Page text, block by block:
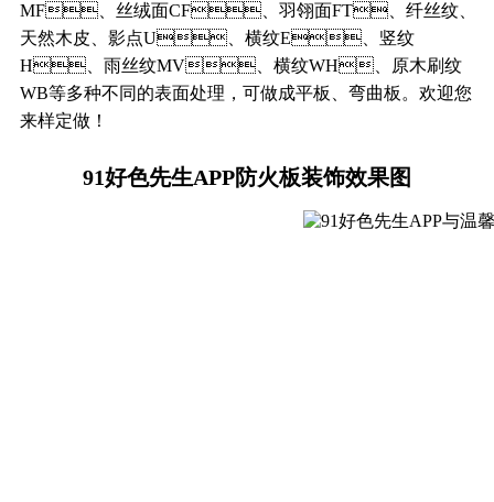
MF、丝绒面CF、羽翎面FT、纤丝纹、
天然木皮、影点U、横纹E、竖纹
H、雨丝纹MV、横纹WH、原木刷纹
WB等多种不同的表面处理，可做成平板、弯曲板。欢迎您
来样定做！
91好色先生APP防火板装饰效果图